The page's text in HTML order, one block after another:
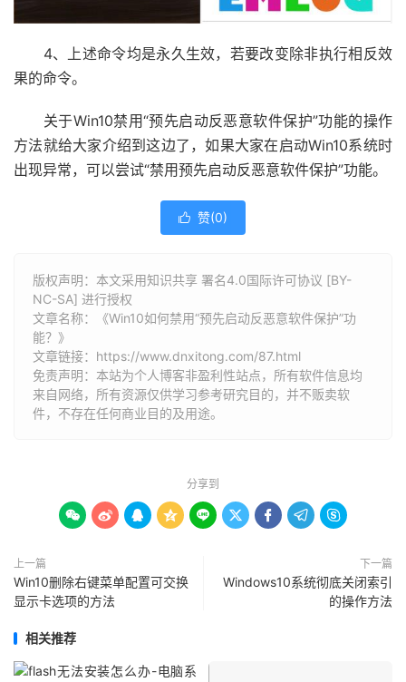
4、上述命令均是永久生效，若要改变除非执行相反效
果的命令。
关于Win10禁用“预先启动反恶意软件保护”功能的操作
方法就给大家介绍到这边了，如果大家在启动Win10系统时
出现异常，可以尝试“禁用预先启动反恶意软件保护”功能。
 赞(0)
版权声明：本文采用知识共享 署名4.0国际许可协议 [BY-
NC-SA] 进行授权
文章名称：《Win10如何禁用“预先启动反恶意软件保护”功
能？》
文章链接： https://www.dnxitong.com/87.html
免责声明：本站为个人博客非盈利性站点，所有软件信息均
来自网络，所有资源仅供学习参考研究目的，并不贩卖软
件，不存在任何商业目的及用途。
分享到
        
上一篇
Win10删除右键菜单配置可交换
显示卡选项的方法
下一篇
Windows10系统彻底关闭索引
的操作方法
相关推荐